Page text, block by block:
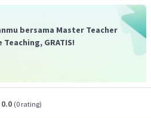
ialah adanya pergaulan
narkoba yang dilakukan
tindakan kriminal. Ketika
sempurna, individu tidak dapat
kebebasan dan pelanggaran
perilaku menyimpang.
A.
bersama Master Teacher
Teaching, GRATIS!
0.0 (0 rating)